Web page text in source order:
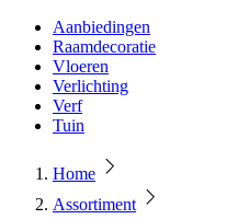
Aanbiedingen
Raamdecoratie
Vloeren
Verlichting
Verf
Tuin
Home
Assortiment